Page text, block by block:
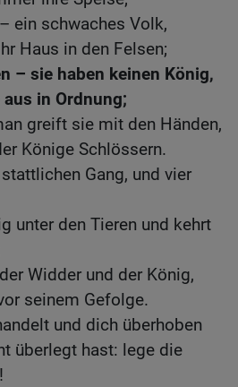
ein schwaches Volk,
Haus in den Felsen;
– sie haben keinen König,
in Ordnung;
greift sie mit den Händen,
Könige Schlössern.
Gang, und vier
unter den Tieren und kehrt
Widder und der König,
seinem Gefolge.
und dich überhoben
überlegt hast: lege die